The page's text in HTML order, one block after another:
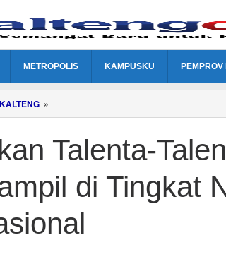
METROPOLIS KAMPUSKU
»
Talenta-
Muda
Kalteng
Tampil
di
Nasional
dan
Talenta-
di Tingkat